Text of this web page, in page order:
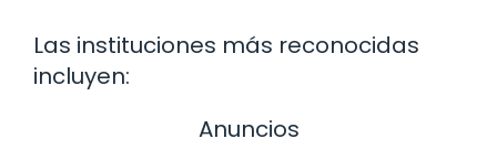
Las instituciones más reconocidas
incluyen:
Anuncios